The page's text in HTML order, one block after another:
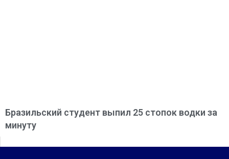
Бразильский студент выпил 25 стопок водки за
минуту